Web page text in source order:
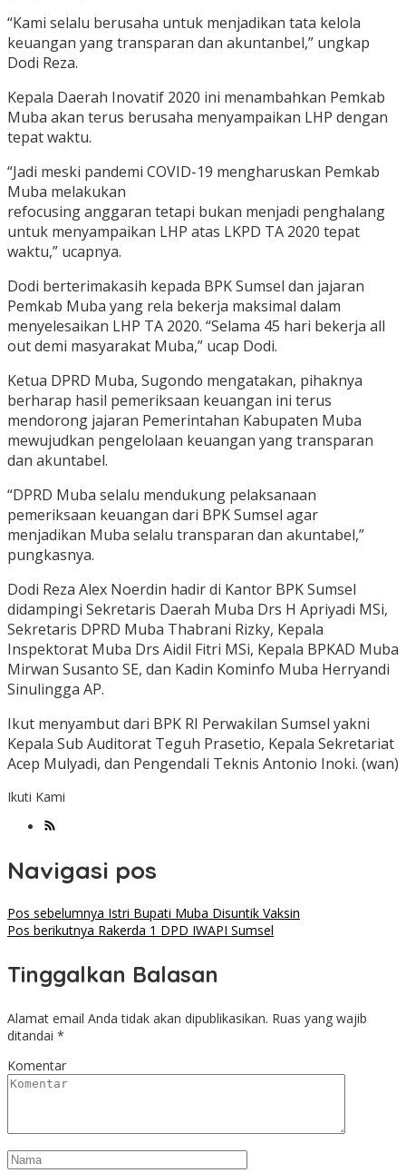
“Kami selalu berusaha untuk menjadikan tata kelola
keuangan yang transparan dan akuntanbel,” ungkap
Dodi Reza.
Kepala Daerah Inovatif 2020 ini menambahkan Pemkab
Muba akan terus berusaha menyampaikan LHP dengan
tepat waktu.
“Jadi meski pandemi COVID-19 mengharuskan Pemkab
Muba melakukan
refocusing anggaran tetapi bukan menjadi penghalang
untuk menyampaikan LHP atas LKPD TA 2020 tepat
waktu,” ucapnya.
Dodi berterimakasih kepada BPK Sumsel dan jajaran
Pemkab Muba yang rela bekerja maksimal dalam
menyelesaikan LHP TA 2020. “Selama 45 hari bekerja all
out demi masyarakat Muba,” ucap Dodi.
Ketua DPRD Muba, Sugondo mengatakan, pihaknya
berharap hasil pemeriksaan keuangan ini terus
mendorong jajaran Pemerintahan Kabupaten Muba
mewujudkan pengelolaan keuangan yang transparan
dan akuntabel.
“DPRD Muba selalu mendukung pelaksanaan
pemeriksaan keuangan dari BPK Sumsel agar
menjadikan Muba selalu transparan dan akuntabel,”
pungkasnya.
Dodi Reza Alex Noerdin hadir di Kantor BPK Sumsel
didampingi Sekretaris Daerah Muba Drs H Apriyadi MSi,
Sekretaris DPRD Muba Thabrani Rizky, Kepala
Inspektorat Muba Drs Aidil Fitri MSi, Kepala BPKAD Muba
Mirwan Susanto SE, dan Kadin Kominfo Muba Herryandi
Sinulingga AP.
Ikut menyambut dari BPK RI Perwakilan Sumsel yakni
Kepala Sub Auditorat Teguh Prasetio, Kepala Sekretariat
Acep Mulyadi, dan Pengendali Teknis Antonio Inoki. (wan)
Ikuti Kami
Navigasi pos
Pos sebelumnya Istri Bupati Muba Disuntik Vaksin
Pos berikutnya Rakerda 1 DPD IWAPI Sumsel
Tinggalkan Balasan
Alamat email Anda tidak akan dipublikasikan. Ruas yang wajib
ditandai *
Komentar